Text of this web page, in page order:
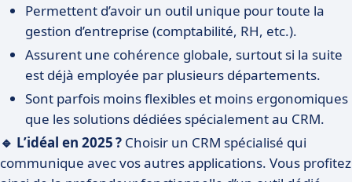
Permettent d’avoir un outil unique pour toute la
gestion d’entreprise (comptabilité, RH, etc.).
Assurent une cohérence globale, surtout si la suite
est déjà employée par plusieurs départements.
Sont parfois moins flexibles et moins ergonomiques
que les solutions dédiées spécialement au CRM.
🔹 L’idéal en 2025 ? Choisir un CRM spécialisé qui
communique avec vos autres applications. Vous profitez